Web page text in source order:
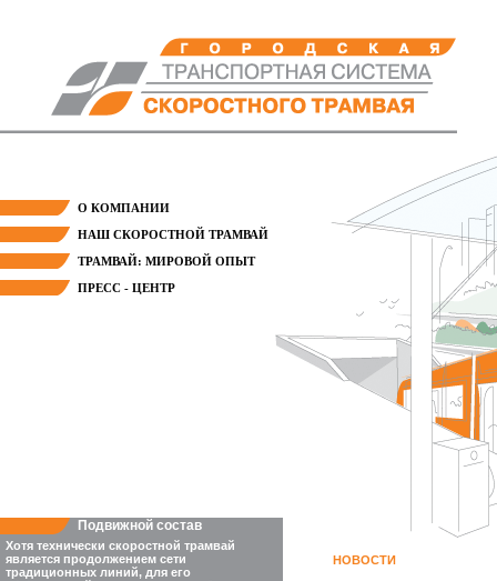
О КОМПАНИИ
НАШ СКОРОСТНОЙ ТРАМВАЙ
ТРАМВАЙ: МИРОВОЙ ОПЫТ
ПРЕСС - ЦЕНТР
Подвижной состав
Хотя технически скоростной трамвай
является продолжением сети
традиционных линий, для его
НОВОСТИ